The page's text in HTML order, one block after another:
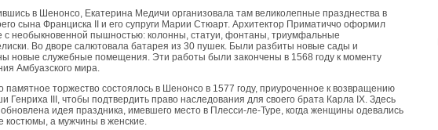
в Шенонсо, Екатерина Медичи организовала там великолепные празднества в
сына Франциска II и его супруги Марии Стюарт. Архитектор Приматиччо оформил
с необыкновенной пышностью: колонны, статуи, фонтаны, триумфальные
Во дворе салютовала батарея из 30 пушек. Были разбиты новые сады и
новые служебные помещения. Эти работы были закончены в 1568 году к моменту
Амбуазского мира.
памятное торжество состоялось в Шенонсо в 1577 году, приуроченное к возвращению
Генриха III, чтобы подтвердить право наследования для своего брата Карла IX. Здесь
идея праздника, имевшего место в Плесси-ле-Туре, когда женщины одевались
костюмы, а мужчины в женские.